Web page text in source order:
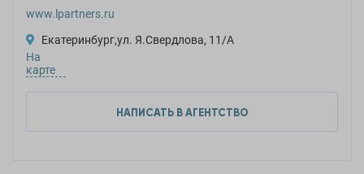
www.lpartners.ru
Екатеринбург,ул. Я.Свердлова, 11/А
На
карте
НАПИСАТЬ В АГЕНТСТВО